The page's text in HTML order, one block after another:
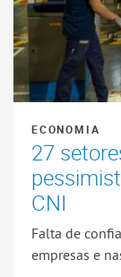
ECONOMIA
27
CNI
Falta de
empresas e